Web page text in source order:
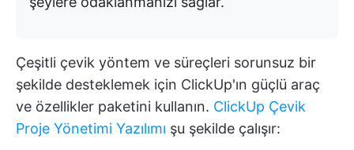
Çeşitli çevik yöntem ve süreçleri sorunsuz bir
şekilde desteklemek için ClickUp'ın güçlü araç
ve özellikler paketini kullanın. ClickUp Çevik
Proje Yönetimi Yazılımı şu şekilde çalışır: